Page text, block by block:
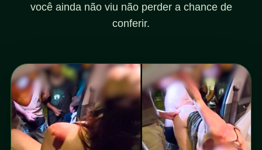
você ainda não viu não perder a chance de
conferir.